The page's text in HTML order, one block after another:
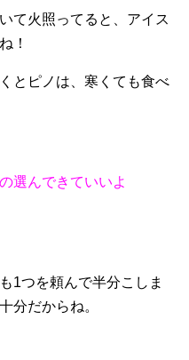
て火照ってると、アイス
！
とピノは、寒くても食べ
選んできていいよ
1つを頼んで半分こしま
分だからね。